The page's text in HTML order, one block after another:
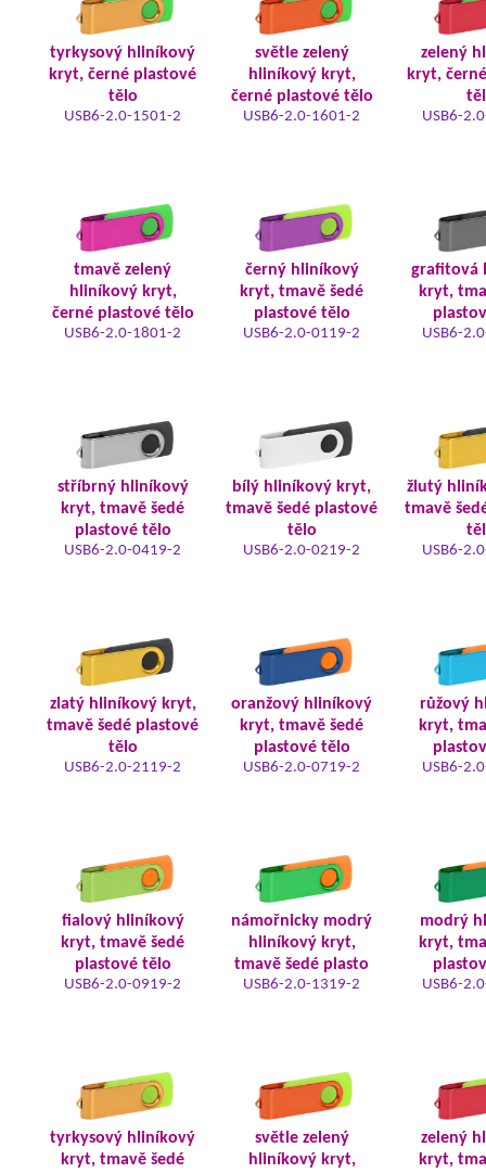
tyrkysový hliníkový
kryt, černé plastové
tělo
USB6-2.0-1501-2
světle zelený
hliníkový kryt,
černé plastové tělo
USB6-2.0-1601-2
zelený
kryt,
USB6-
tmavě zelený
hliníkový kryt,
černé plastové tělo
USB6-2.0-1801-2
černý hliníkový
kryt, tmavě šedé
plastové tělo
USB6-2.0-0119-2
grafitová
kryt,
USB6-
stříbrný hliníkový
kryt, tmavě šedé
plastové tělo
USB6-2.0-0419-2
bílý hliníkový kryt,
tmavě šedé plastové
tělo
USB6-2.0-0219-2
žlutý
tmavě
USB6-
zlatý hliníkový kryt,
tmavě šedé plastové
tělo
USB6-2.0-2119-2
oranžový hliníkový
kryt, tmavě šedé
plastové tělo
USB6-2.0-0719-2
růžový
kryt,
USB6-
fialový hliníkový
kryt, tmavě šedé
plastové tělo
USB6-2.0-0919-2
námořnicky modrý
hliníkový kryt,
tmavě šedé plasto
USB6-2.0-1319-2
modrý
kryt,
USB6-
tyrkysový hliníkový
kryt, tmavě šedé
světle zelený
hliníkový kryt,
zelený
kryt,